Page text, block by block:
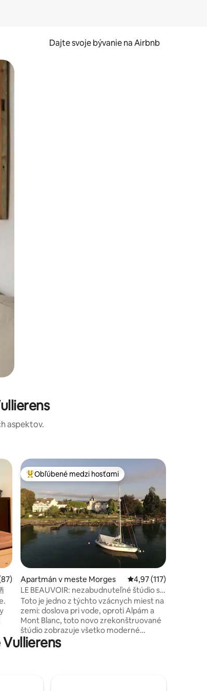
Dajte svoje bývanie na Airbnb
dotykových gest či potiahnutia prstom.
aspektov.
70
ohodnotenie 4,8 z 5, počet hodnotení: 87
Najobľúbenejšie medzi hosťami
Obľúbené medzi hosťami
Apartmán v meste Morges Priemerné
4,97 (117)
LE BEAUVOIR: nezabudnuteľné štúdio s
NÁDHERNÝM VÝHĽADOM
Toto je jedno z týchto vzácnych miest na
zemi: doslova pri vode, oproti Alpám a
Mont Blanc, toto novo zrekonštruované
štúdio zobrazuje všetko moderné
pohodlie a dekoráciu, ale kúzlo domu z
XIX. storočia. Malý byt leží na 1. poschodí